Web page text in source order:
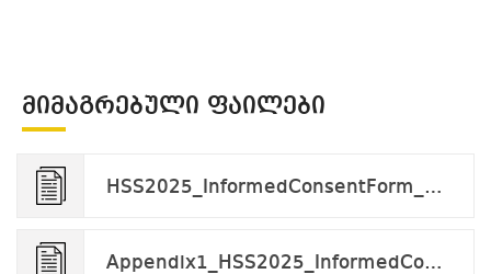
ᲛᲘᲛᲐᲒᲠᲔᲑᲣᲚᲘ ᲤᲐᲘᲚᲔᲑᲘ
HSS2025_InformedConsentForm_Appendix 1.docx
Appendix1_HSS2025_InformedConsentForm.docx